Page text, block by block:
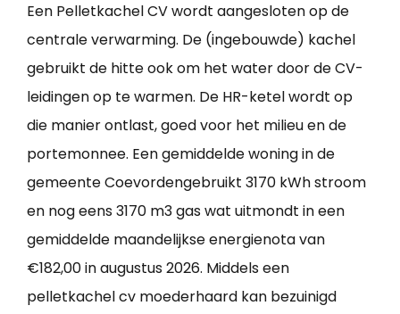
Een Pelletkachel CV wordt aangesloten op de
centrale verwarming. De (ingebouwde) kachel
gebruikt de hitte ook om het water door de CV-
leidingen op te warmen. De HR-ketel wordt op
die manier ontlast, goed voor het milieu en de
portemonnee. Een gemiddelde woning in de
gemeente Coevordengebruikt 3170 kWh stroom
en nog eens 3170 m3 gas wat uitmondt in een
gemiddelde maandelijkse energienota van
€182,00 in augustus 2026. Middels een
pelletkachel cv moederhaard kan bezuinigd